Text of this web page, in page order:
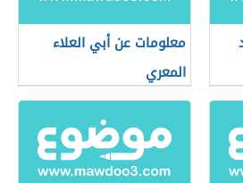
معلومات عن أبي العلاء
المعري